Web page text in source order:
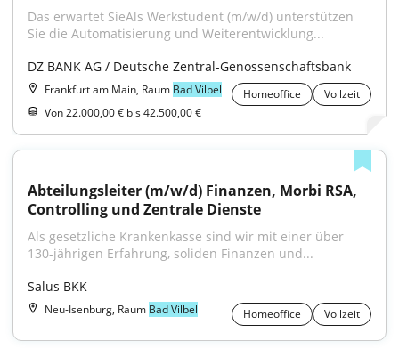
Das erwartet SieAls Werkstudent (m/w/d) unterstützen
Sie die Automatisierung und Weiterentwicklung...
DZ BANK AG / Deutsche Zentral-Genossenschaftsbank
Frankfurt am Main, Raum Bad Vilbel Homeoffice
Vollzeit
Von 22.000,00 € bis 42.500,00 €
Abteilungsleiter (m/w/d) Finanzen, Morbi RSA,
Controlling und Zentrale Dienste
Als gesetzliche Krankenkasse sind wir mit einer über
130-jährigen Erfahrung, soliden Finanzen und...
Salus BKK
Neu-Isenburg, Raum Bad Vilbel Homeoffice Vollzeit